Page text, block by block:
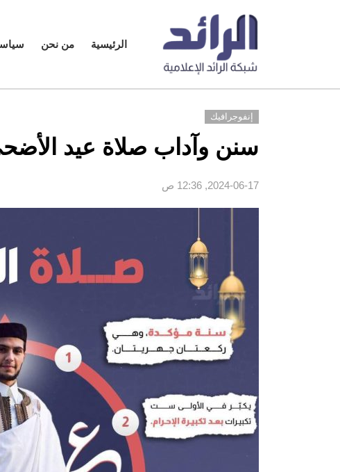
الرئيسية من نحن
إنفوجرافيك
سنن وآداب صلاة عيد
2024-06-17, 12:36 ص